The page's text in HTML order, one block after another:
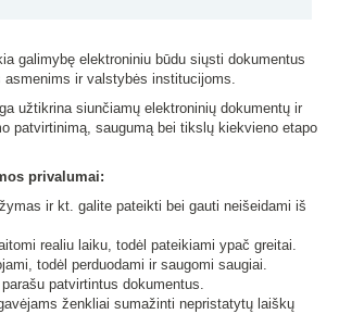
galimybę elektroniniu būdu siųsti dokumentus
asmenims ir valstybės institucijoms.
užtikrina siunčiamų elektroninių dokumentų ir
patvirtinimą, saugumą bei tikslų kiekvieno etapo
privalumai:
ir kt. galite pateikti bei gauti neišeidami iš
realiu laiku, todėl pateikiami ypač greitai.
todėl perduodami ir saugomi saugiai.
patvirtintus dokumentus.
ženkliai sumažinti nepristatytų laiškų